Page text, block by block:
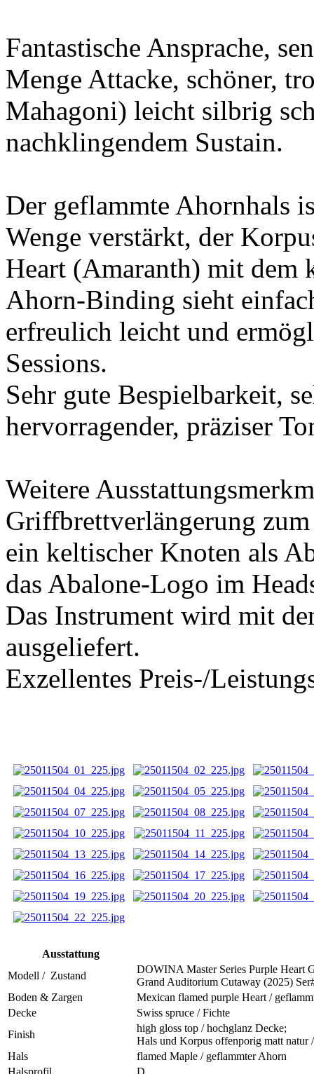
Fantastische Ansprache,
Menge Attacke, schöner,
Mahagoni) leicht silbrig
nachklingendem Sustain.
Der geflammte Ahornhals
Wenge verstärkt, der
Heart (Amaranth) mit dem
Ahorn-Binding sieht
erfreulich leicht und
Sessions.
Sehr gute Bespielbarkeit,
hervorragender, präziser
Weitere
Griffbrettverlängerung
ein keltischer Knoten als
das Abalone-Logo im
Das Instrument wird mit
ausgeliefert.
Exzellentes Preis-/
Ausstattung
Modell / Zustand
DOWINA Master Series Purple Heart
Grand Auditorium Cutaway (2025)
Boden & Zargen
Mexican flamed purple Heart /
Decke
Swiss spruce / Fichte
Finish
high gloss top / hochglanz Decke;
Hals und Korpus offenporig matt natur
Hals
flamed Maple / geflammter Ahorn
Halsprofil
D